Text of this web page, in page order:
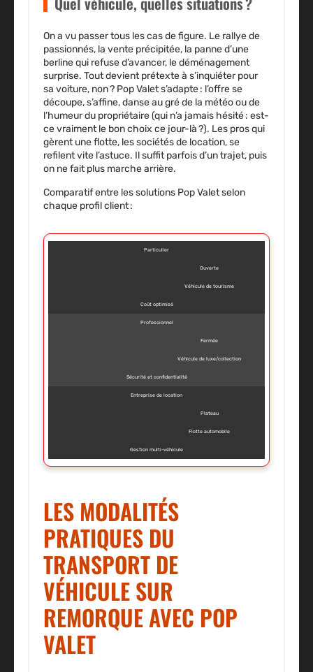
On a vu passer tous les cas de figure. Le rallye de
passionnés, la vente précipitée, la panne d’une
berline qui refuse d’avancer, le déménagement
surprise. Tout devient prétexte à s’inquiéter pour
sa voiture, non ? Pop Valet s’adapte : l’offre se
découpe, s’affine, danse au gré de la météo ou de
l’humeur du propriétaire (qui n’a jamais hésité : est-
ce vraiment le bon choix ce jour-là ?). Les pros qui
gèrent une flotte, les sociétés de location, se
refilent vite l’astuce. Il suffit parfois d’un trajet, puis
on ne fait plus marche arrière.
Comparatif entre les solutions Pop Valet selon
chaque profil client :
Particulier
Ouverte
Véhicule de tourisme
Coût optimisé
Professionnel
Fermée
Véhicule de luxe/collection
Sécurité et confidentialité
Entreprise de location
Plateau
Flotte automobile
Gestion multi-véhicule
LES MODALITÉS
PRATIQUES DU
TRANSPORT DE
VÉHICULE SUR
REMORQUE AVEC POP
VALET